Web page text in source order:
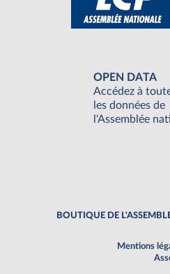
OPEN DATA
Accédez à
les données de
l'Assemblée
BOUTIQUE DE
Mentions